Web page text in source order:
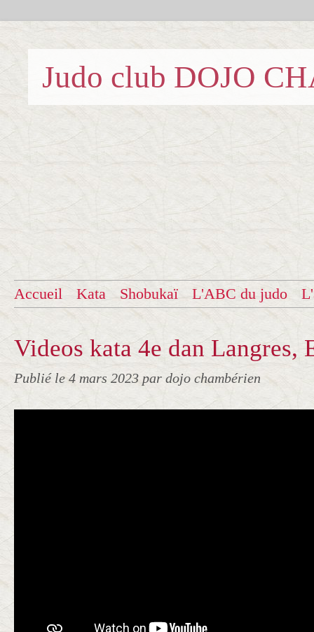
Judo club DOJO
Accueil Kata Shobukaï L'ABC du judo
Videos kata 4e dan Langres,
Publié le 4 mars 2023 par dojo chambérien